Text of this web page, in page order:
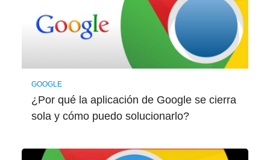
GOOGLE
¿Por qué la aplicación de Google se cierra
sola y cómo puedo solucionarlo?